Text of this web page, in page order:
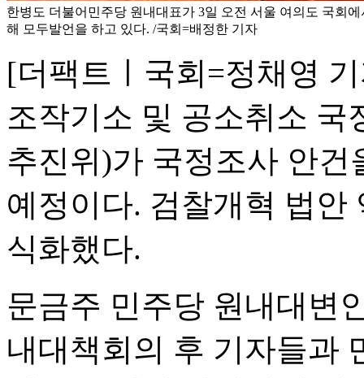
한병도 더불어민주당 원내대표가 3일 오전 서울 여의도 국회
해 모두발언을 하고 있다. /국회=배정한 기자
[더팩트ㅣ국회=정채영
조작기소 및 공소취소
추진위)가 국정조사 안
예정이다. 검찰개혁 법안
식화했다.
문금주 민주당 원내대변
내대책회의 후 기자들과